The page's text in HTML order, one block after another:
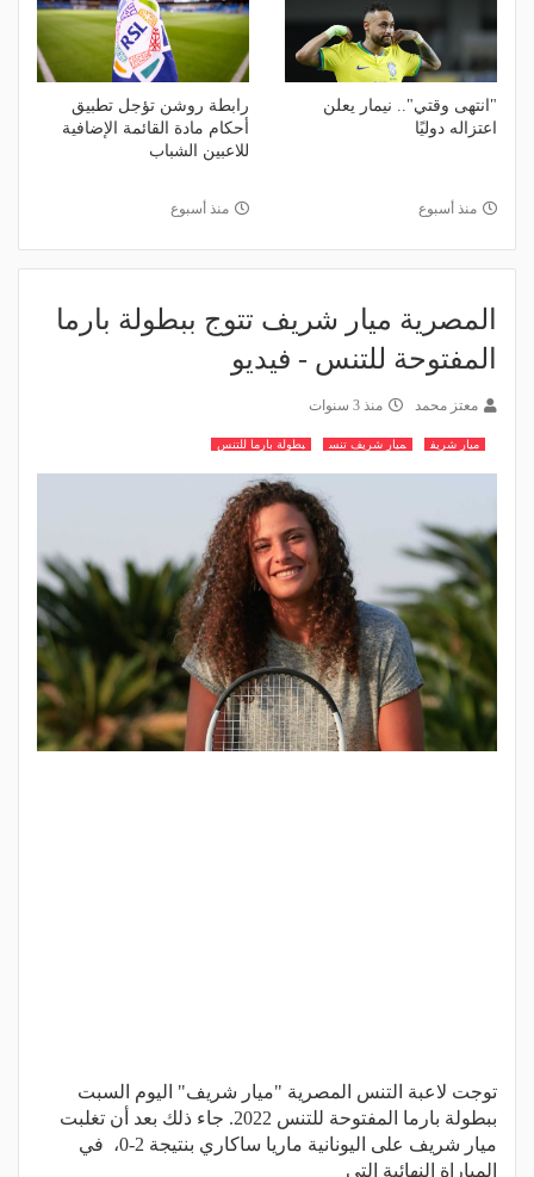
"انتهى وقتي".. نيمار يعلن
اعتزاله دوليًا
منذ أسبوع
رابطة روشن تؤجل تطبيق
أحكام مادة القائمة الإضافية
للاعبين الشباب
منذ أسبوع
المصرية ميار شريف تتوج ببطولة بارما
المفتوحة للتنس - فيديو
معتز محمد منذ 3 سنوات
ميار شريف ميار شريف تنس بطولة بارما للتنس
توجت لاعبة التنس المصرية "ميار شريف" اليوم السبت
ببطولة بارما المفتوحة للتنس 2022. جاء ذلك بعد أن تغلبت
ميار شريف على اليونانية ماريا ساكاري بنتيجة 2-0، في
المباراة النهائية التي